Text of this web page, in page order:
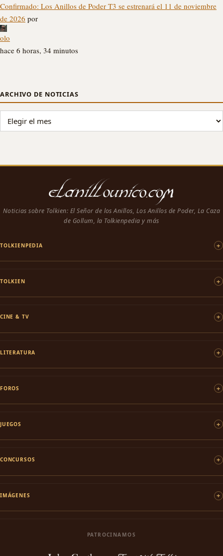
Confirmado: Los Anillos de Poder T3 se estrenará el 11 de noviembre
de 2026 por
olo
hace 6 horas, 34 minutos
ARCHIVO DE NOTICIAS
ARCHIVO DE NOTICIAS
Noticias sobre Tolkien: El Señor de los Anillos, Los Anillos de Poder, La Caza
de Gollum, la Tolkienpedia y más
TOLKIENPEDIA
TOLKIEN
CINE & TV
LITERATURA
FOROS
JUEGOS
CONCURSOS
IMÁGENES
PATROCINAMOS